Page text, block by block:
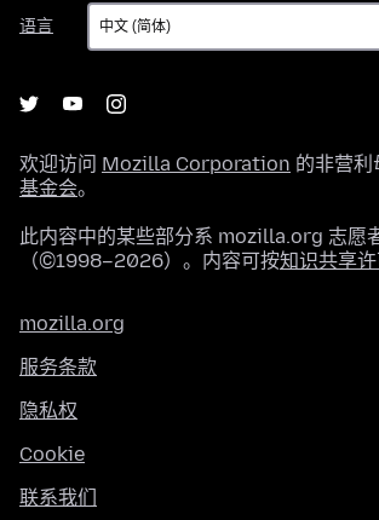
语言
语
言
欢迎访问 Mozilla Corporation 的非营利
基金会。
此内容中的某些部分系 mozilla.org 志愿
（©1998–2026）。内容可按知识共享
mozilla.org
服务条款
隐私权
Cookie
联系我们